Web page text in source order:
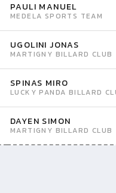
PAULI MANUEL
MEDELA SPORTS TEAM
UGOLINI JONAS
MARTIGNY BILLARD CLUB
SPINAS MIRO
LUCKY PANDA BILLARD
DAYEN SIMON
MARTIGNY BILLARD CLUB